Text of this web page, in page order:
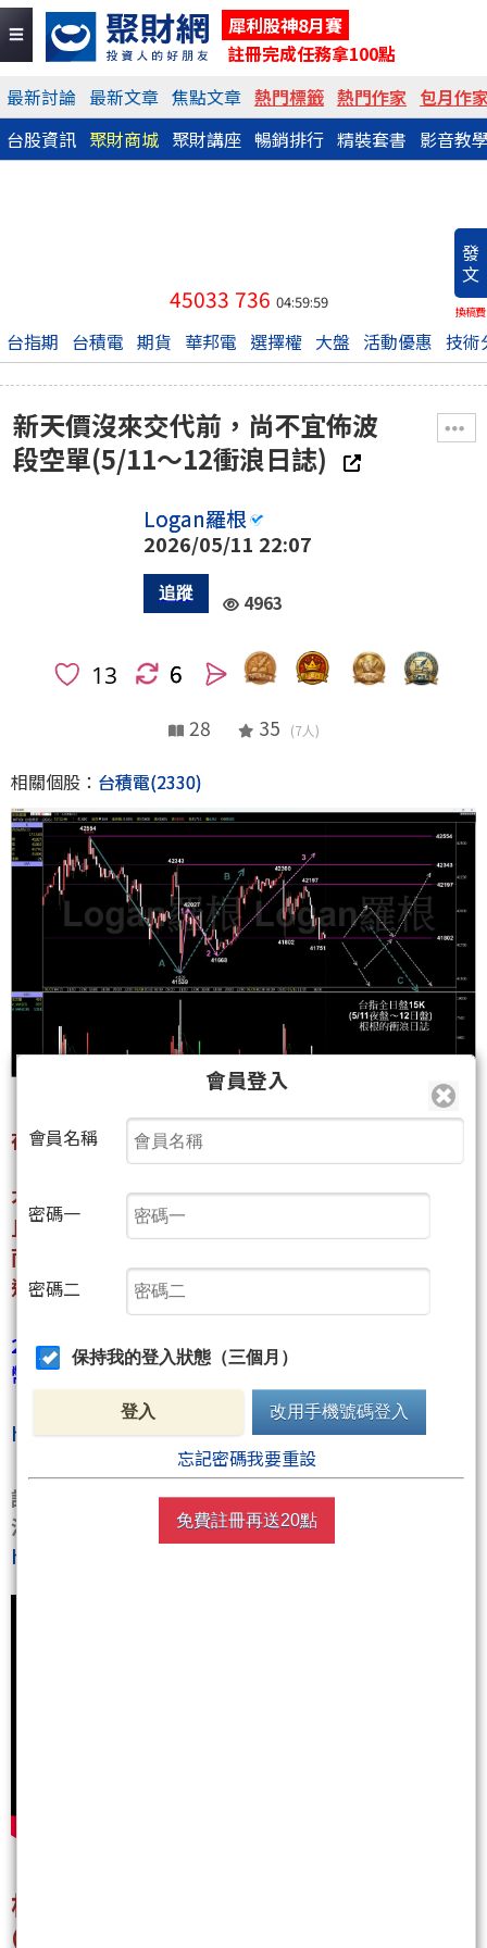
犀利股神8月賽
註冊完成任務拿100點
最新討論 最新文章 焦點文章 熱門標籤 熱門作家 包月作
台股資訊 聚財商城 聚財講座 暢銷排行 精裝套書 影音教
發
文
換稿費
45033 736 04:59:59
台指期 台積電 期貨 華邦電 選擇權 大盤 活動優惠 技術
新天價沒來交代前，尚不宜佈波
段空單(5/11～12衝浪日誌)
Logan羅根
2026/05/11 22:07
4963
6
28 35 (7人)
相關個股： 台積電(2330)
在本周週報有說，
『日K雖然屢創新高，
不過MACD卻是在往0軸收斂(指標背離)，
且台指與季線距離將近7000點(乖離過大)，
而KD也已不再過高，
這表示距離”力竭”已越來越近。』．．．
2026/01/10請將這篇教學文熟記在心(本文僅需2點聚
幣)，
【逆勢單要短進、短出、不凹單，必設停損】
https://www.wearn.com/bbs/t1216635.html
請支持創作有價
沒帳號的可以點這連結註冊(聚財會送您10聚幣喔)~~
https://wearn.tw/v/cjkMcz4N
根根陪您在Youtube一起看盤~
(youtube直播裡的期指衝浪關鍵價對於當沖者非常實
會員登入
會員名稱
密碼一
密碼二
保持我的登入狀態（三個月）
登入 改用手機號碼登入
忘記密碼我要重設
免費註冊再送20點